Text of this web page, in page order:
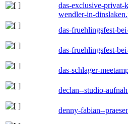
das-exclusive-privat-
wendler-in-
das-fruehlingsfest-
das-fruehlingsfest-
das-schlager-
declan--studio-
denny-fabian--